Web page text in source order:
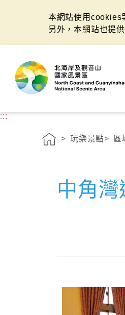
本網站使用cookies
另外，本網站也提
:::
玩樂景點 區
中角